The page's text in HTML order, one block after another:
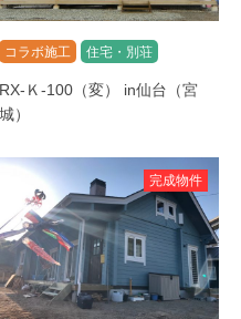
コラボ施工 住宅・別荘
RX-Ｋ-100（変） in仙台（宮
城）
完成物件